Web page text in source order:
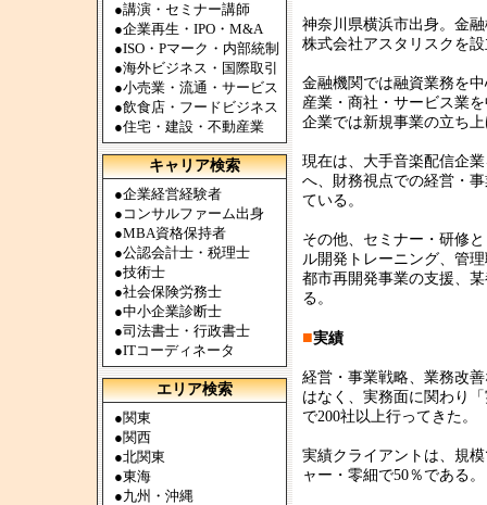
●講演・セミナー講師
●企業再生・IPO・M&A
●ISO・Pマーク・内部統制
●海外ビジネス・国際取引
●小売業・流通・サービス
●飲食店・フードビジネス
●住宅・建設・不動産業
キャリア検索
●企業経営経験者
● コンサルファーム出身
●MBA資格保持者
●公認会計士・税理士
●技術士
●社会保険労務士
●中小企業診断士
●司法書士・行政書士
●ITコーディネータ
エリア検索
●関東
●関西
●北関東
●東海
●九州・沖縄
神奈川県横浜市出身。金
株式会社アスタリスクを
金融機関では融資業務を
産業・商社・サービス業
企業では新規事業の立ち
現在は、大手音楽配信企
へ、財務視点での経営・
ている。
その他、セミナー・研修
ル開発トレーニング、管
都市再開発事業の支援、
る。
■実績
経営・事業戦略、業務改
はなく、実務面に関わり
で200社以上行ってきた。
実績クライアントは、規
ャー・零細で50％である。